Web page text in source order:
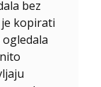
bez
kopirati